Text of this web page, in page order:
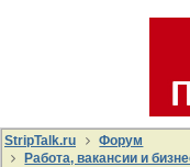
StripTalk.ru
Форум
Работа, вакансии и